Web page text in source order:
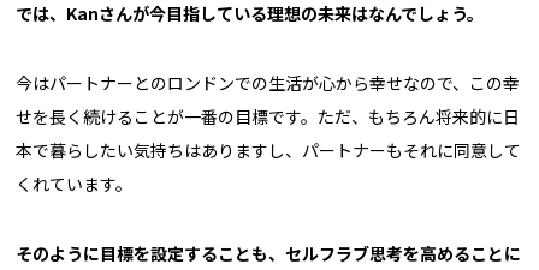
では、Kanさんが今目指している理想の未来はなんでしょう。
今はパートナーとのロンドンでの生活が心から幸せなので、この幸
せを長く続けることが一番の目標です。ただ、もちろん将来的に日
本で暮らしたい気持ちはありますし、パートナーもそれに同意して
くれています。
そのように目標を設定することも、セルフラブ思考を高めることに